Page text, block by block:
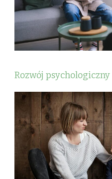
Rozwój psychologiczny